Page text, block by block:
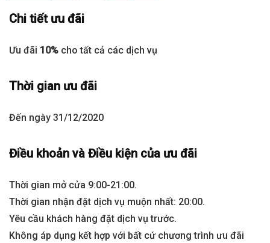
Chi tiết ưu đãi
Ưu đãi 10% cho tất cả các dịch vụ
Thời gian ưu đãi
Đến ngày 31/12/2020
Điều khoản và Điều kiện của ưu đãi
Thời gian mở cửa 9:00-21:00.
Thời gian nhận đặt dịch vụ muộn nhất: 20:00.
Yêu cầu khách hàng đặt dịch vụ trước.
Không áp dụng kết hợp với bất cứ chương trình ưu đãi